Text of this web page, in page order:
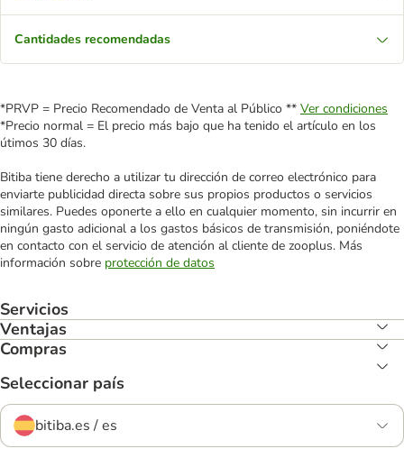
Cantidades recomendadas
*PRVP = Precio Recomendado de Venta al Público ** Ver condiciones
*Precio normal = El precio más bajo que ha tenido el artículo en los
útimos 30 días.
Bitiba tiene derecho a utilizar tu dirección de correo electrónico para
enviarte publicidad directa sobre sus propios productos o servicios
similares. Puedes oponerte a ello en cualquier momento, sin incurrir en
ningún gasto adicional a los gastos básicos de transmisión, poniéndote
en contacto con el servicio de atención al cliente de zooplus. Más
información sobre protección de datos
Servicios
Ventajas
Compras
Seleccionar país
bitiba.es / es